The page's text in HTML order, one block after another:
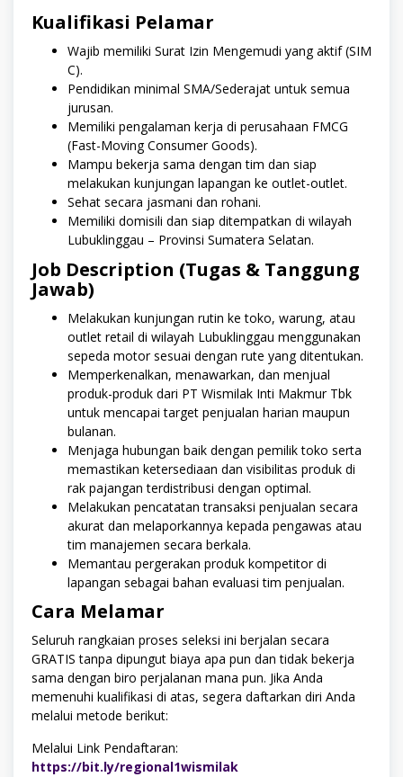
Kualifikasi Pelamar
Wajib memiliki Surat Izin Mengemudi yang aktif (SIM
C).
Pendidikan minimal SMA/Sederajat untuk semua
jurusan.
Memiliki pengalaman kerja di perusahaan FMCG
(Fast-Moving Consumer Goods).
Mampu bekerja sama dengan tim dan siap
melakukan kunjungan lapangan ke outlet-outlet.
Sehat secara jasmani dan rohani.
Memiliki domisili dan siap ditempatkan di wilayah
Lubuklinggau – Provinsi Sumatera Selatan.
Job Description (Tugas & Tanggung
Jawab)
Melakukan kunjungan rutin ke toko, warung, atau
outlet retail di wilayah Lubuklinggau menggunakan
sepeda motor sesuai dengan rute yang ditentukan.
Memperkenalkan, menawarkan, dan menjual
produk-produk dari PT Wismilak Inti Makmur Tbk
untuk mencapai target penjualan harian maupun
bulanan.
Menjaga hubungan baik dengan pemilik toko serta
memastikan ketersediaan dan visibilitas produk di
rak pajangan terdistribusi dengan optimal.
Melakukan pencatatan transaksi penjualan secara
akurat dan melaporkannya kepada pengawas atau
tim manajemen secara berkala.
Memantau pergerakan produk kompetitor di
lapangan sebagai bahan evaluasi tim penjualan.
Cara Melamar
Seluruh rangkaian proses seleksi ini berjalan secara
GRATIS tanpa dipungut biaya apa pun dan tidak bekerja
sama dengan biro perjalanan mana pun. Jika Anda
memenuhi kualifikasi di atas, segera daftarkan diri Anda
melalui metode berikut:
Melalui Link Pendaftaran:
https://bit.ly/regional1wismilak